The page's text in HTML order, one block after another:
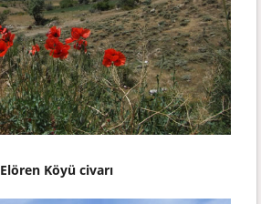
Elören Köyü civarı